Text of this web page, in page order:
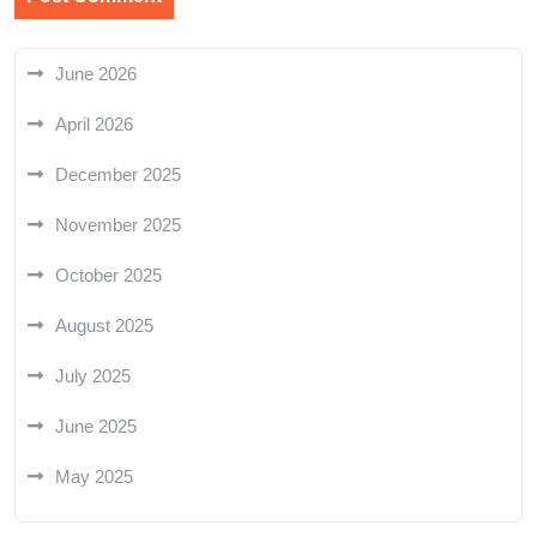
June 2026
April 2026
December 2025
November 2025
October 2025
August 2025
July 2025
June 2025
May 2025